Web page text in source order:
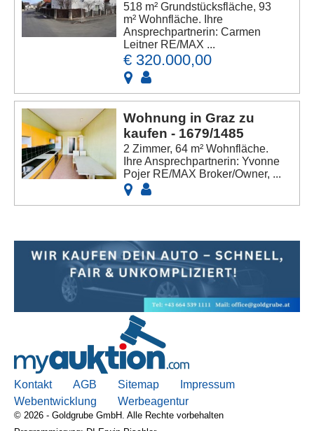
518 m² Grundstücksfläche, 93
m² Wohnfläche. Ihre
Ansprechpartnerin: Carmen
Leitner RE/MAX ...
€ 320.000,00
Wohnung in Graz zu
kaufen - 1679/1485
2 Zimmer, 64 m² Wohnfläche.
Ihre Ansprechpartnerin: Yvonne
Pojer RE/MAX Broker/Owner, ...
Kontakt AGB Sitemap
Impressum
Webentwicklung
Werbeagentur
© 2026 - Goldgrube GmbH. Alle Rechte vorbehalten